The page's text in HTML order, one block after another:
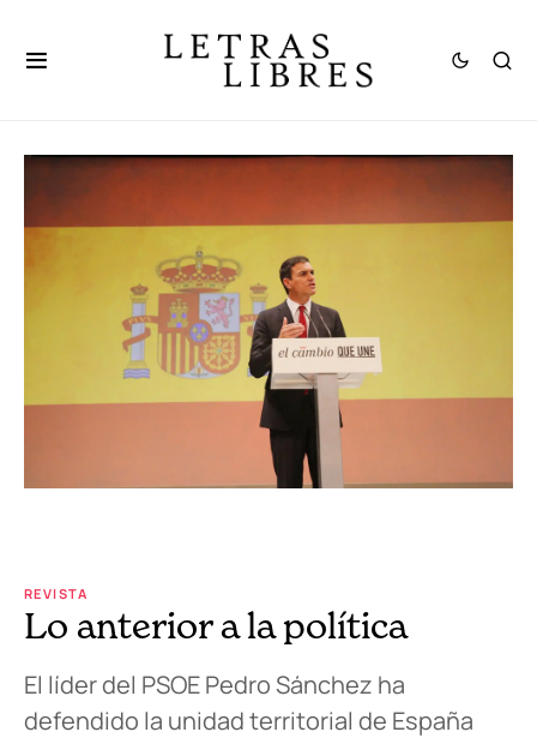
REVISTA
Lo anterior a la política
El líder del PSOE Pedro Sánchez ha
defendido la unidad territorial de España